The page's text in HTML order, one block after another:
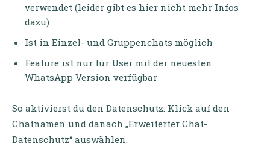
verwendet (leider gibt es hier nicht mehr Infos
dazu)
Ist in Einzel- und Gruppenchats möglich
Feature ist nur für User mit der neuesten
WhatsApp Version verfügbar
So aktivierst du den Datenschutz: Klick auf den
Chatnamen und danach „Erweiterter Chat-
Datenschutz“ auswählen.